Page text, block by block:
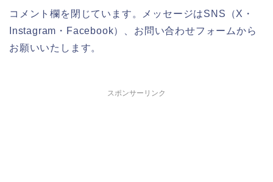
コメント欄を閉じています。メッセージはSNS（X・
Instagram・Facebook）、お問い合わせフォームから
お願いいたします。
スポンサーリンク